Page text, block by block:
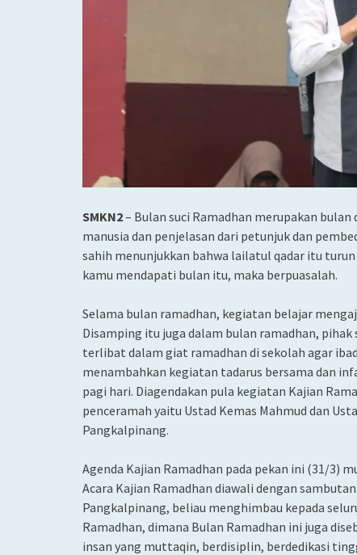
SMKN2– Bulan suci Ramadhan merupakan
manusia dan penjelasan dari petunjuk dan
sahih menunjukkan bahwa lailatul qadar itu
kamu mendapati bulan itu, maka berpuasalah.
Selama bulan ramadhan, kegiatan belajar
Disamping itu juga dalam bulan ramadhan,
terlibat dalam giat ramadhan di sekolah agar
menambahkan kegiatan tadarus bersama dan
pagi hari. Diagendakan pula kegiatan Kajian
penceramah yaitu Ustad Kemas Mahmud dan
Pangkalpinang.
Agenda Kajian Ramadhan pada pekan ini (31/3)
Acara Kajian Ramadhan diawali dengan
Pangkalpinang, beliau menghimbau kepada
Ramadhan, dimana Bulan Ramadhan ini juga
insan yang muttaqin, berdisiplin, berdedikasi